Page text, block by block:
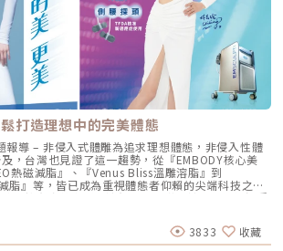
打造理想中的完美體態
報導 – 非侵入式體雕為追求理想體態，非侵入性體
，台灣也見證了這一趨勢，從『EMBODY核心美
熱磁減脂』、『Venus Bliss溫雕溶脂』到
脂』等，皆已成為重視體態者仰賴的尖端科技之
曉，擁有完美身型的途徑，不再僅止於手術。以深受
Bliss必麗塑』為例，先透過1064nm波長的雷射技
運用專利（MP）2探頭技術加強脂肪代謝並雕塑緊
滿足減脂與雕塑的期待，尤其全程都有14°C保護
3833 收藏